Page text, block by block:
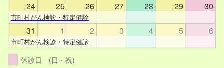
24 25 26 27 28 29 30
市町村がん検診・特定健診
31 1 2 3 4 5 6
市町村がん検診・特定健診
休診日 (日・祝)